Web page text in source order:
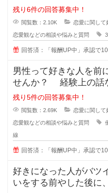
たが、30歳の誕生日の
残り6件の回答募集中！
閲覧数：2.10K 恋愛に関して
恋愛観などの相談や悩みと質問
回答済：「報酬UP中」承認で
男性って好きな人を前
せんか？ 経験上の話
いのですが... なんとい
残り5件の回答募集中！
閲覧数：2.69K 恋愛に関して
恋愛観などの相談や悩みと質問
線
回答済：「報酬UP中」承認で
好きになった人がバツ
いをする前やした後に